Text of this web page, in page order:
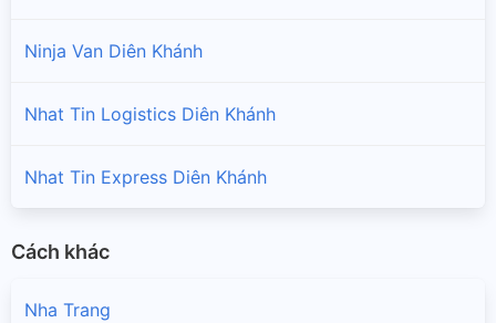
Ninja Van Diên Khánh
Nhat Tin Logistics Diên Khánh
Nhat Tin Express Diên Khánh
Cách khác
Nha Trang